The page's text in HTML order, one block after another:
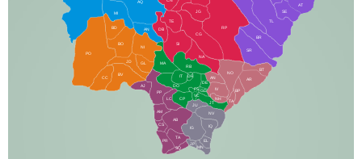
AQ
MI
AN
SE
TL
BR
SR
BT
AR
RP
JG
CG
SI
NA
TA
NH
JT
RB
MA
IT
DR
DO
CP
JU
NV
IQ
EL
BD
BO
NI
JD
PO
BV
CC
PP
AJ
LC
AM
AB
JP
DB
TE
CS
PR
TA
SQ
IG
MN
NO
BP
GL
AN
IV
FS
VC
GD
DE
AT